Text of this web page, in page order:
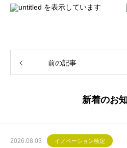
前の記事
新着のお
2026.08.03 イノベーション検定